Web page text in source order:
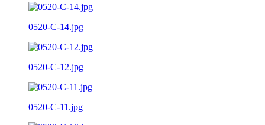
0520-C-14.jpg
0520-C-12.jpg
0520-C-11.jpg